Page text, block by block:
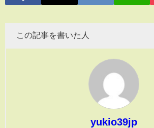
この記事を書いた人
yukio39jp